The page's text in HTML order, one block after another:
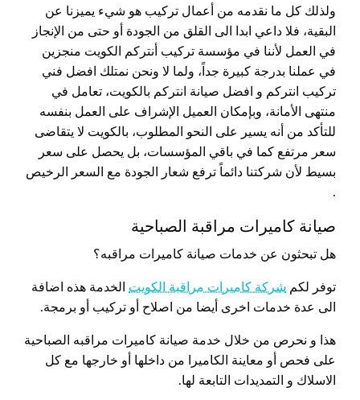
ولذلك كل ما نقدمه من أعمال تركيب هو شيء يميزنا عن
البقية، فلا داعي ابدا الى القلق من الجودة أو حتى من الإنجاز
في العمل لأننا في مؤسسة تركيب أنتركم الكويت منجزين
في عملنا بدرجة كبيرة جداً، ولما لا ونحن نمتلك افضل فني
تركيب انتركم و افضل صيانة انتركم بالكويت، تعامل في
منتهى الأمانة، وبإمكان العميل الإشراف على العمل بنفسه
للتأكد من أنه يسير على النحو المطلوب، بالكويت لا يتقاضى
سعر مرتفع كما في باقي المؤسسات، بل يحصل على سعر
بسيط لأن شركتنا دائماً ترفع شعار الجودة مع السعر الرخيص
.
صيانة كاميرات مراقبة الصباحية
هل تبحثون عن خدمات صيانة كاميرات مراقبه؟
توفر لكم شركة كاميرات مراقبة الكويت الخدمة هذه اضافة
الى عدة خدمات اخرى أيضا من اصلاح أو تركيب أو برمجة.
هذا و نحرص من خلال خدمة صيانة كاميرات مراقبه الصباحية
على فحص أو معاينة الكاميرا من داخلها أو خارجها مع كل
الاسلاك و التمديدات التابعة لها.